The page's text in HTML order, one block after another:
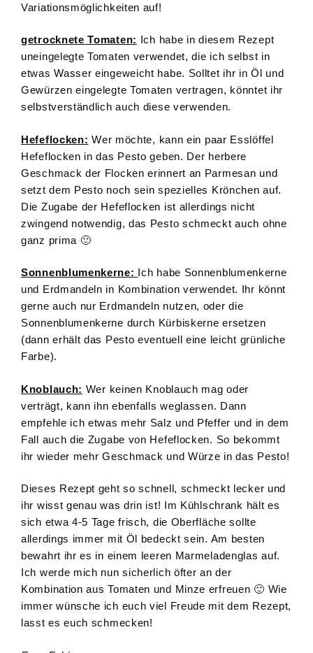
Variationsmöglichkeiten auf!
getrocknete Tomaten: Ich habe in diesem Rezept
uneingelegte Tomaten verwendet, die ich selbst in
etwas Wasser eingeweicht habe. Solltet ihr in Öl und
Gewürzen eingelegte Tomaten vertragen, könntet ihr
selbstverständlich auch diese verwenden.
Hefeflocken: Wer möchte, kann ein paar Esslöffel
Hefeflocken in das Pesto geben. Der herbere
Geschmack der Flocken erinnert an Parmesan und
setzt dem Pesto noch sein spezielles Krönchen auf.
Die Zugabe der Hefeflocken ist allerdings nicht
zwingend notwendig, das Pesto schmeckt auch ohne
ganz prima 🙂
Sonnenblumenkerne: Ich habe Sonnenblumenkerne
und Erdmandeln in Kombination verwendet. Ihr könnt
gerne auch nur Erdmandeln nutzen, oder die
Sonnenblumenkerne durch Kürbiskerne ersetzen
(dann erhält das Pesto eventuell eine leicht grünliche
Farbe).
Knoblauch: Wer keinen Knoblauch mag oder
verträgt, kann ihn ebenfalls weglassen. Dann
empfehle ich etwas mehr Salz und Pfeffer und in dem
Fall auch die Zugabe von Hefeflocken. So bekommt
ihr wieder mehr Geschmack und Würze in das Pesto!
Dieses Rezept geht so schnell, schmeckt lecker und
ihr wisst genau was drin ist! Im Kühlschrank hält es
sich etwa 4-5 Tage frisch, die Oberfläche sollte
allerdings immer mit Öl bedeckt sein. Am besten
bewahrt ihr es in einem leeren Marmeladenglas auf.
Ich werde mich nun sicherlich öfter an der
Kombination aus Tomaten und Minze erfreuen 🙂 Wie
immer wünsche ich euch viel Freude mit dem Rezept,
lasst es euch schmecken!